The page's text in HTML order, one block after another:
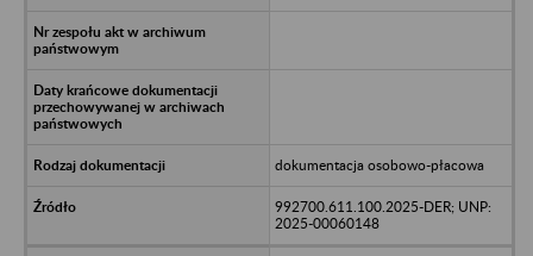
dokumentacja osobowo-płacowa
992700.611.100.2025-DER; UNP:
2025-00060148